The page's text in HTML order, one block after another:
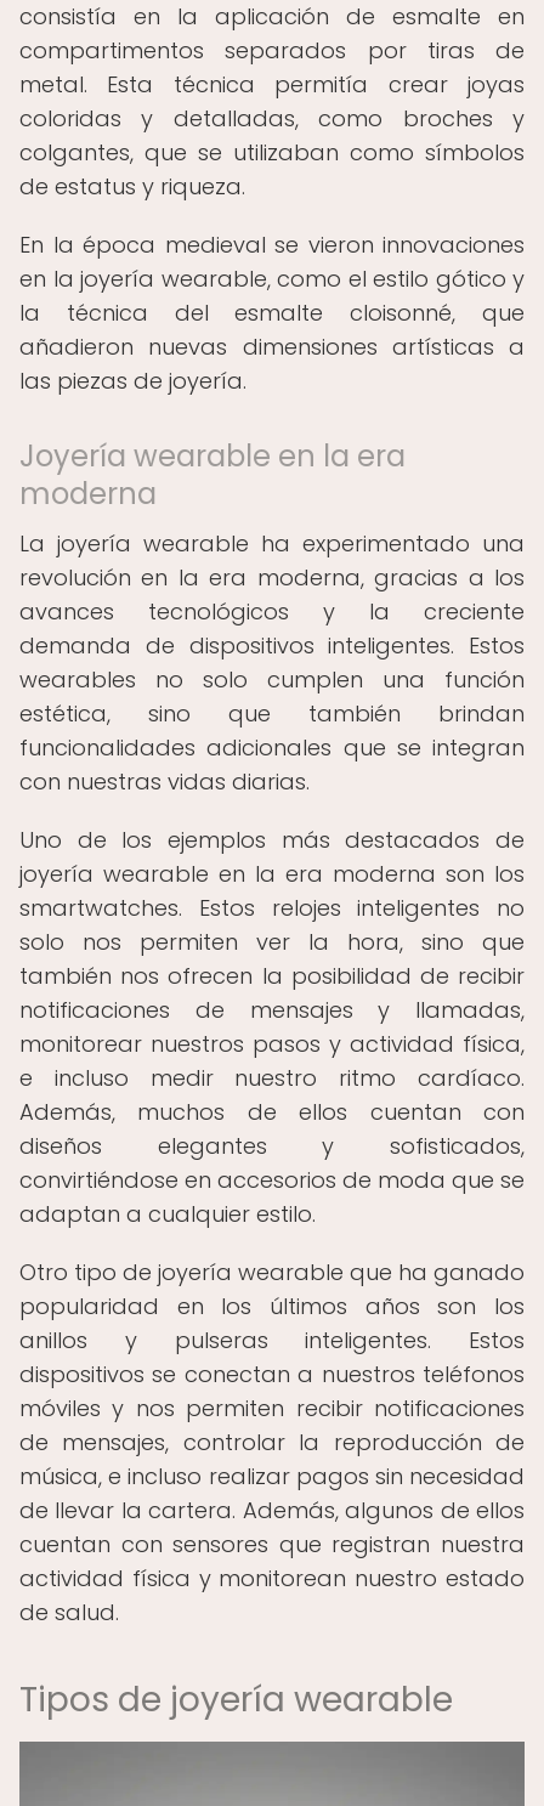
consistía en la aplicación de esmalte en
compartimentos separados por tiras de
metal. Esta técnica permitía crear joyas
coloridas y detalladas, como broches y
colgantes, que se utilizaban como símbolos
de estatus y riqueza.
En la época medieval se vieron innovaciones
en la joyería wearable, como el estilo gótico y
la técnica del esmalte cloisonné, que
añadieron nuevas dimensiones artísticas a
las piezas de joyería.
Joyería wearable en la era
moderna
La joyería wearable ha experimentado una
revolución en la era moderna, gracias a los
avances tecnológicos y la creciente
demanda de dispositivos inteligentes. Estos
wearables no solo cumplen una función
estética, sino que también brindan
funcionalidades adicionales que se integran
con nuestras vidas diarias.
Uno de los ejemplos más destacados de
joyería wearable en la era moderna son los
smartwatches. Estos relojes inteligentes no
solo nos permiten ver la hora, sino que
también nos ofrecen la posibilidad de recibir
notificaciones de mensajes y llamadas,
monitorear nuestros pasos y actividad física,
e incluso medir nuestro ritmo cardíaco.
Además, muchos de ellos cuentan con
diseños elegantes y sofisticados,
convirtiéndose en accesorios de moda que se
adaptan a cualquier estilo.
Otro tipo de joyería wearable que ha ganado
popularidad en los últimos años son los
anillos y pulseras inteligentes. Estos
dispositivos se conectan a nuestros teléfonos
móviles y nos permiten recibir notificaciones
de mensajes, controlar la reproducción de
música, e incluso realizar pagos sin necesidad
de llevar la cartera. Además, algunos de ellos
cuentan con sensores que registran nuestra
actividad física y monitorean nuestro estado
de salud.
Tipos de joyería wearable